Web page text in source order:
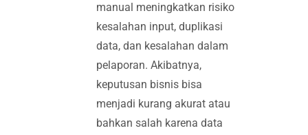
manual meningkatkan risiko
kesalahan input, duplikasi
data, dan kesalahan dalam
pelaporan. Akibatnya,
keputusan bisnis bisa
menjadi kurang akurat atau
bahkan salah karena data